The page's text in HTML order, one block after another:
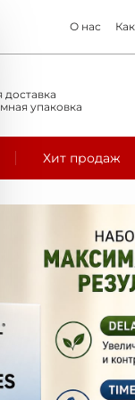
О нас
доставка
упаковка
Хит продаж